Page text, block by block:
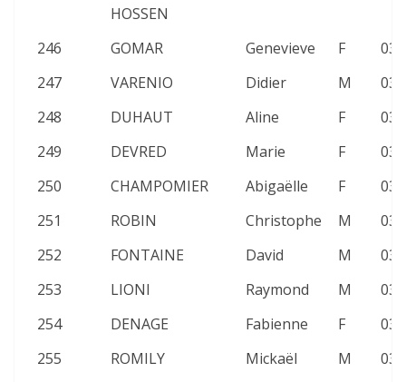
HOSSEN
246 GOMAR Genevieve F
247
VARENIO Didier M
248
DUHAUT Aline F
249
DEVRED Marie F
250
CHAMPOMIER Abigaëlle F
251
ROBIN Christophe M
252
FONTAINE David M
253
LIONI Raymond M
254
DENAGE Fabienne F
255
ROMILY Mickaël M